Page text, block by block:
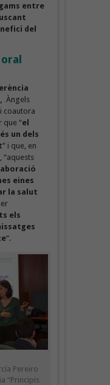
entre
del
Àngels
coautora
que “el
un dels
” i que, en
“aquests
eines
la salut
els
“.
Pereiro
“Principis